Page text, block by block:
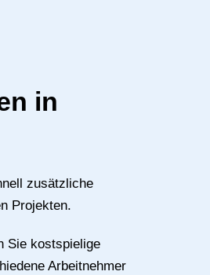
in
zusätzliche
Projekten.
Sie kostspielige
Arbeitnehmer